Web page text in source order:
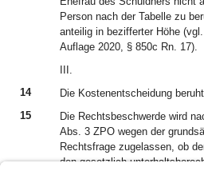
Person nach der Tabelle zu
anteilig in bezifferter Höhe
Auflage 2020, § 850c Rn. 17).
III.
14
Die Kostenentscheidung
15
Die Rechtsbeschwerde wird
Abs. 3 ZPO wegen der
Rechtsfrage zugelassen, ob
den gesetzlich